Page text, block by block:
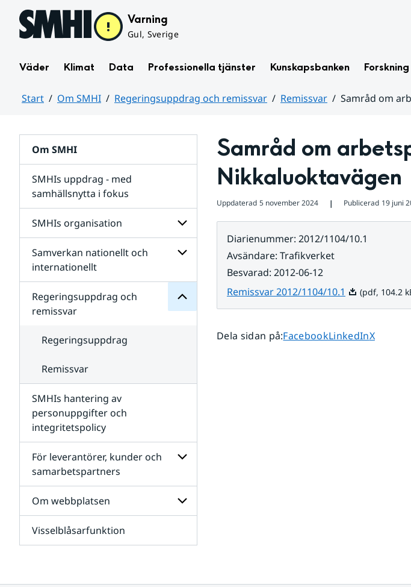
Hoppa till sidans innehåll Varning
Gul, Sverige
Väder Klimat Data Professionella tjänster Kunskapsbanken Forskning
Start Om SMHI Regeringsuppdrag och remissvar Remissvar
Samråd om
Om SMHI
SMHIs uppdrag - med
samhällsnytta i fokus
SMHIs organisation
Undersidor
organisation
Samverkan nationellt och
internationellt
Undersidor
för
Samverkan
internationellt
Regeringsuppdrag och
remissvar
för
Regeringsuppdrag
remissvar
Regeringsuppdrag
Remissvar
SMHIs hantering av
personuppgifter och
integritetspolicy
För leverantörer, kunder och
samarbetspartners
Undersidor
för
och
Om webbplatsen
för
Visselblåsarfunktion
Samråd om
Nikkaluoktavägen
Uppdaterad 5 november 2024 ❘ Publicerad 19 juni
Diarienummer: 2012/1104/10.1
Avsändare: Trafikverket
Besvarad: 2012-06-12
Remissvar 2012/1104/10.1 Pdf, 104.2 kB.
(pdf, 104.2
Dela sidan på:Dela sidan på
FacebookDela sidan på
LinkedInDela
X